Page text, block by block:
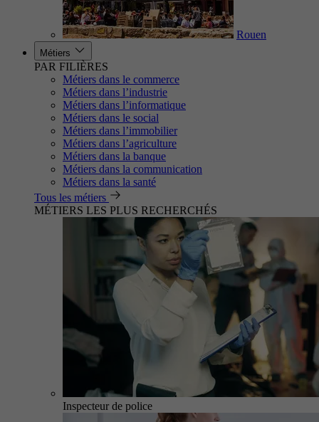
Rouen
Métiers
PAR FILIÈRES
Métiers dans le commerce
Métiers dans l’industrie
Métiers dans l’informatique
Métiers dans le social
Métiers dans l’immobilier
Métiers dans l’agriculture
Métiers dans la banque
Métiers dans la communication
Métiers dans la santé
Tous les métiers
MÉTIERS LES PLUS RECHERCHÉS
Inspecteur de police